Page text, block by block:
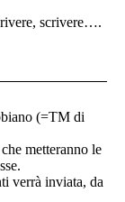
scrivere….
(=TM di
metteranno le
verrà inviata, da